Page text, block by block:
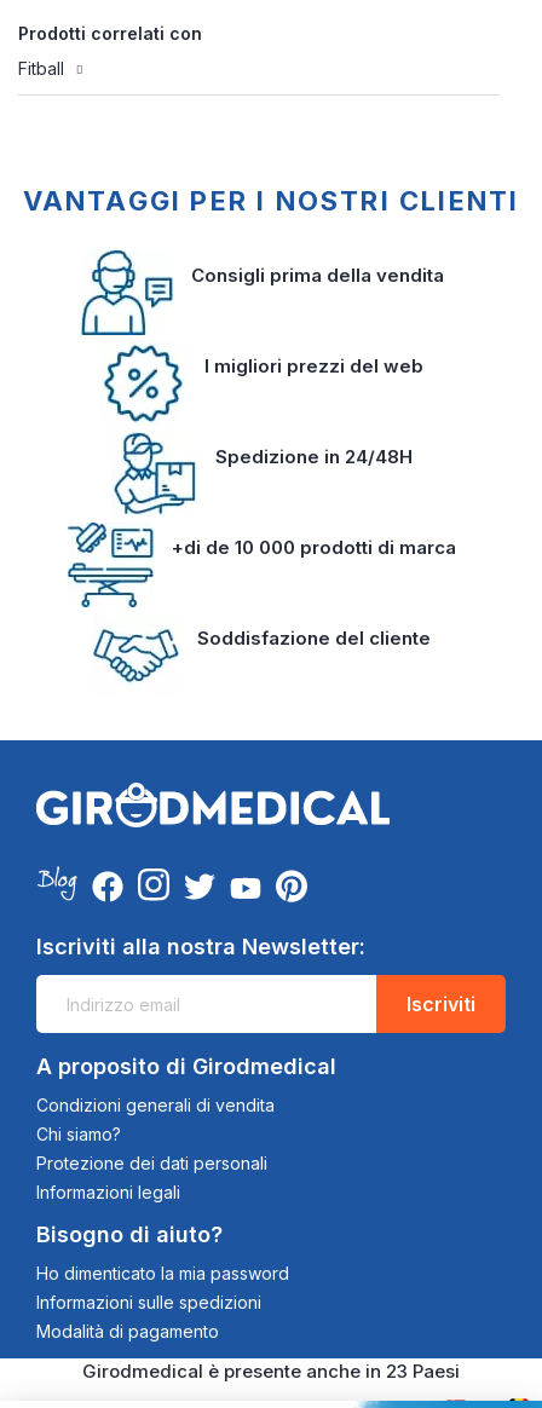
Prodotti correlati con
Fitball
VANTAGGI PER I NOSTRI CLIENTI
Consigli prima della vendita
I migliori prezzi del web
Spedizione in 24/48H
+di de 10 000 prodotti di marca
Soddisfazione del cliente
Iscriviti alla nostra Newsletter:
Iscriviti
A proposito di Girodmedical
Condizioni generali di vendita
Chi siamo?
Protezione dei dati personali
Informazioni legali
Bisogno di aiuto?
Ho dimenticato la mia password
Informazioni sulle spedizioni
Modalità di pagamento
Girodmedical è presente anche in 23 Paesi